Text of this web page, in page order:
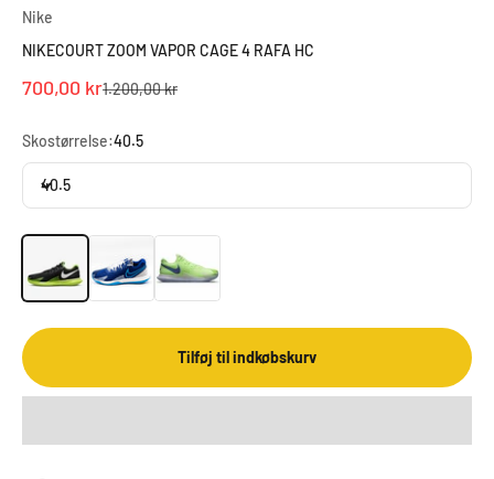
Nike
NIKECOURT ZOOM VAPOR CAGE 4 RAFA HC
Salgspris
700,00 krNormalpris
1.200,00 kr
Skostørrelse:40.5
40.5
Tilføj til indkøbskurv